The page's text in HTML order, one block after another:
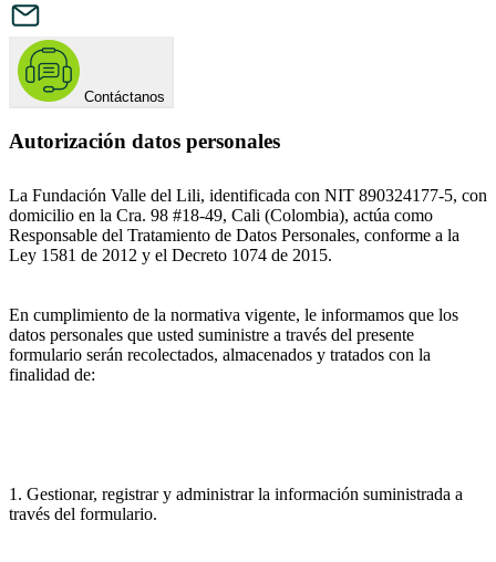
Contáctanos
Autorización datos personales
La Fundación Valle del Lili, identificada con NIT 890324177-5, con
domicilio en la Cra. 98 #18-49, Cali (Colombia), actúa como
Responsable del Tratamiento de Datos Personales, conforme a la
Ley 1581 de 2012 y el Decreto 1074 de 2015.
En cumplimiento de la normativa vigente, le informamos que los
datos personales que usted suministre a través del presente
formulario serán recolectados, almacenados y tratados con la
finalidad de:
1. Gestionar, registrar y administrar la información suministrada a
través del formulario.